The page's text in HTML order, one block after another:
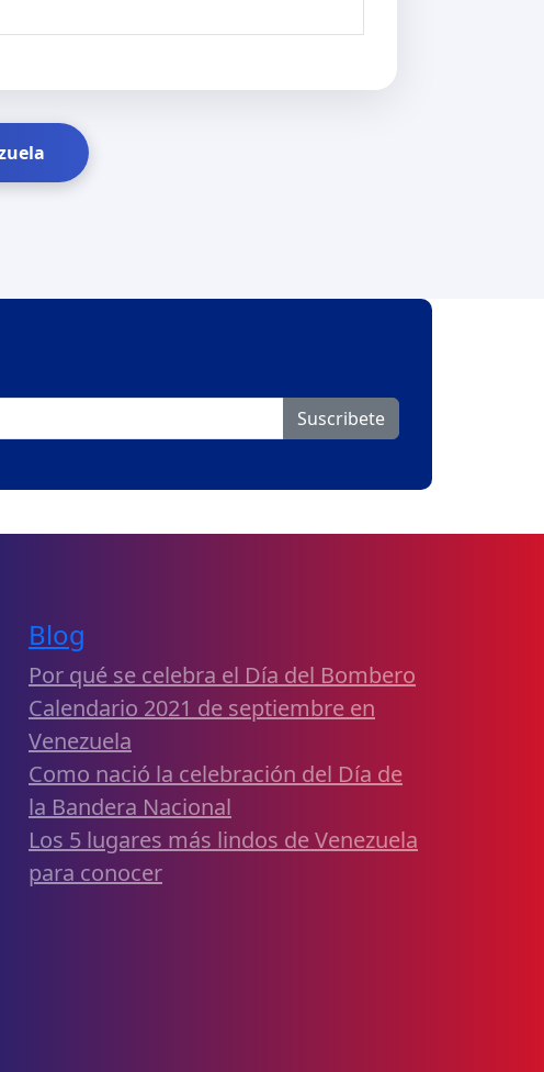
Suscribete
Blog
Por qué se celebra el Día del Bombero
Calendario 2021 de septiembre en
Venezuela
Como nació la celebración del Día de
la Bandera Nacional
Los 5 lugares más lindos de Venezuela
para conocer